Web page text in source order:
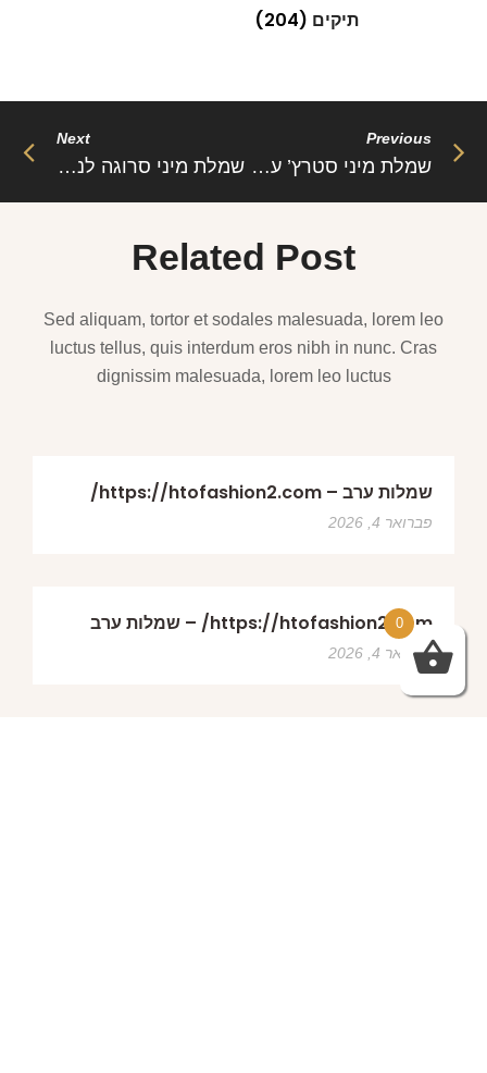
תיקים (204)
Previous
שמלת מיני סטרץ’ עם כתפיות ספגטי – דגם רג’ינה
Next
שמלת מיני סרוגה לנופש בחוף – דגם קייט
Related Post
Sed aliquam, tortor et sodales malesuada, lorem leo
luctus tellus, quis interdum eros nibh in nunc. Cras
dignissim malesuada, lorem leo luctus
שמלות ערב – https://htofashion2.com/
פברואר 4, 2026
https://htofashion2.com/ – שמלות ערב
פברואר 4, 2026
0